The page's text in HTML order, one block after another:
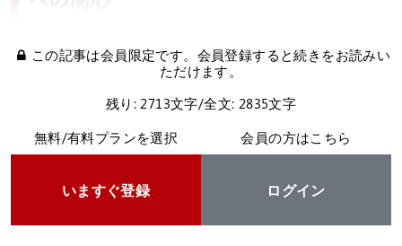
この記事は会員限定です。会員登録すると続きをお読みい
ただけます。
残り: 2713文字/全文: 2835文字
無料/有料プランを選択
いますぐ登録
会員の方はこちら
ログイン